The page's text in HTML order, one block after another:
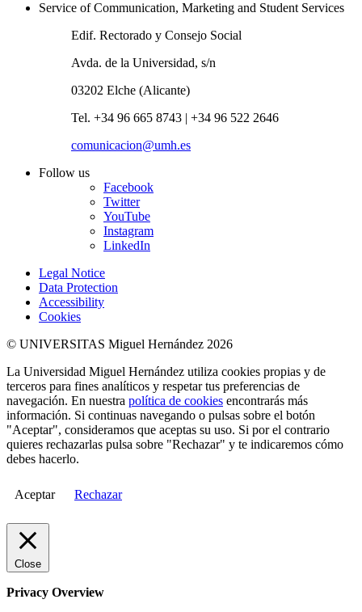
Service of Communication, Marketing and Student Services
Edif. Rectorado y Consejo Social
Avda. de la Universidad, s/n
03202 Elche (Alicante)
Tel. +34 96 665 8743 | +34 96 522 2646
comunicacion@umh.es
Follow us
Facebook
Twitter
YouTube
Instagram
LinkedIn
Legal Notice
Data Protection
Accessibility
Cookies
© UNIVERSITAS Miguel Hernández 2026
La Universidad Miguel Hernández utiliza cookies propias y de
terceros para fines analíticos y respetar tus preferencias de
navegación. En nuestra política de cookies encontrarás más
información. Si continuas navegando o pulsas sobre el botón
"Aceptar", consideramos que aceptas su uso. Si por el contrario
quieres rechazarlas pulsa sobre "Rechazar" y te indicaremos cómo
debes hacerlo.
Aceptar Rechazar
Close
Privacy Overview